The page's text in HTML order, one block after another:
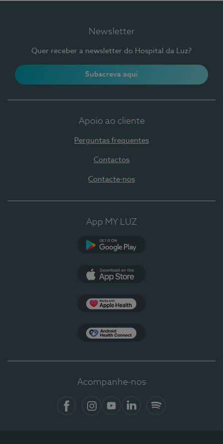
Newsletter
Quer receber a newsletter do Hospital da Luz?
Subscreva aqui
Apoio ao cliente
Perguntas frequentes
Contactos
Contacte-nos
App MY LUZ
Acompanhe-nos